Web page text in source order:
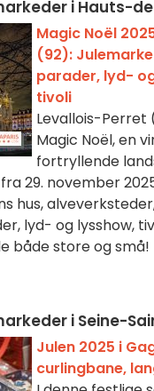
i Hauts-
Magic Noël
(92):
parader, lyd-
tivoli
Levallois-Perret
Magic Noël, en
fortryllende
29. november
hus,
lyd- og lysshow,
både store og små!
i Seine-
Julen 2025 i
curlingbane,